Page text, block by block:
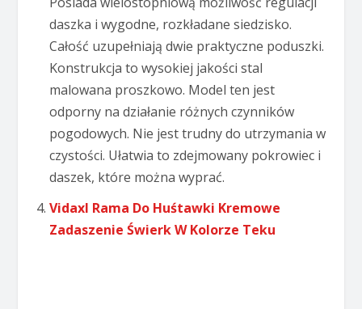
daszka i wygodne, rozkładane siedzisko.
Całość uzupełniają dwie praktyczne poduszki.
Konstrukcja to wysokiej jakości stal
malowana proszkowo. Model ten jest
odporny na działanie różnych czynników
pogodowych. Nie jest trudny do utrzymania w
czystości. Ułatwia to zdejmowany pokrowiec i
daszek, które można wyprać.
Vidaxl Rama Do Huśtawki Kremowe
Zadaszenie Świerk W Kolorze Teku